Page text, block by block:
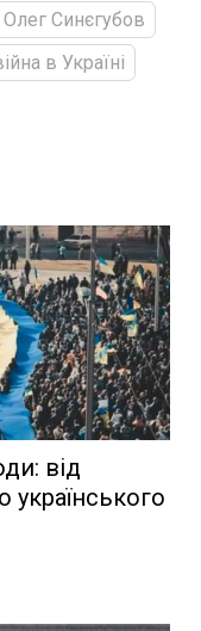
Олег Синєгубов
в Україні
від
українського